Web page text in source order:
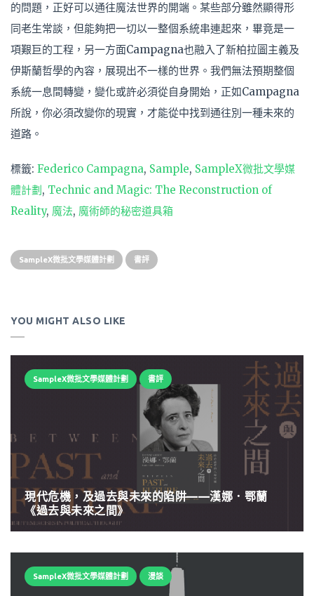
的問題，正好可以通往魔法世界的開端。某些部分雖然顯得形
同老生常談，但能夠把一切以一整個系統串連起來，畢竟是一
項艱巨的工程，另一方面Campagna也融入了新柏拉圖主義及
伊斯蘭哲學的內容，展現出不一樣的世界。我們無法預期整個
系統一息間轉變，變化或許必須從自身開始，正如Campagna
所說，你必須改變你的現實，才能從中找到通往別一種未來的
道路。
標籤: Federico Campagna, Sample, SampleX微批文學媒
體計劃, Technic and Magic: The Reconstruction of
Reality, 魔法, 魔術師的秘密道具箱
SampleX微批文學媒體計劃 書評
YOU MIGHT ALSO LIKE
SampleX微批文學媒體計劃 書評
現代危機，及過去與未來的陷阱——漢娜．鄂蘭
《過去與未來之間》
SampleX微批文學媒體計劃 漫談